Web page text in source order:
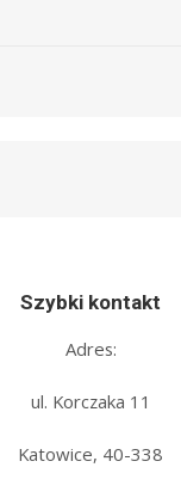
Szybki kontakt
Adres:
ul. Korczaka 11
Katowice, 40-338